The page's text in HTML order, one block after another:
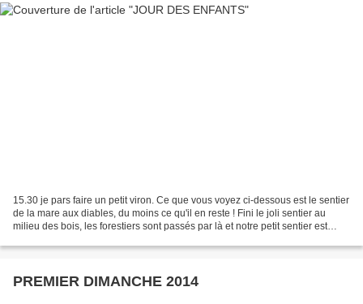
15.30 je pars faire un petit viron. Ce que vous voyez ci-dessous est le sentier
de la mare aux diables, du moins ce qu'il en reste ! Fini le joli sentier au
milieu des bois, les forestiers sont passés par là et notre petit sentier est
PREMIER DIMANCHE 2014